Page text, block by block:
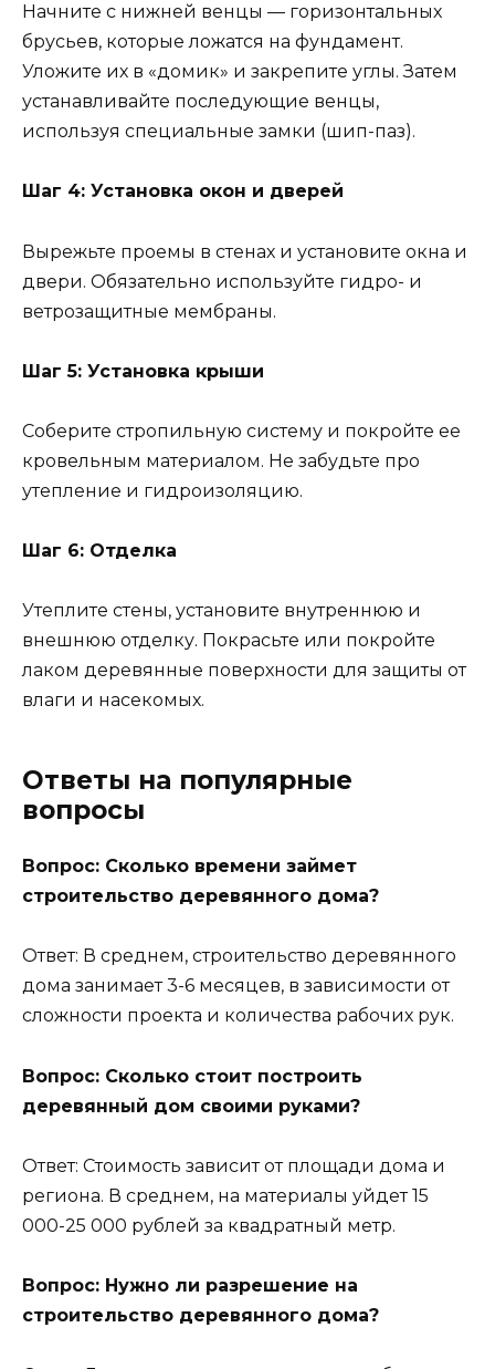
Начните с нижней венцы — горизонтальных
брусьев, которые ложатся на фундамент.
Уложите их в «домик» и закрепите углы. Затем
устанавливайте последующие венцы,
используя специальные замки (шип-паз).
Шаг 4: Установка окон и дверей
Вырежьте проемы в стенах и установите окна и
двери. Обязательно используйте гидро- и
ветрозащитные мембраны.
Шаг 5: Установка крыши
Соберите стропильную систему и покройте ее
кровельным материалом. Не забудьте про
утепление и гидроизоляцию.
Шаг 6: Отделка
Утеплите стены, установите внутреннюю и
внешнюю отделку. Покрасьте или покройте
лаком деревянные поверхности для защиты от
влаги и насекомых.
Ответы на популярные
вопросы
Вопрос: Сколько времени займет
строительство деревянного дома?
Ответ: В среднем, строительство деревянного
дома занимает 3-6 месяцев, в зависимости от
сложности проекта и количества рабочих рук.
Вопрос: Сколько стоит построить
деревянный дом своими руками?
Ответ: Стоимость зависит от площади дома и
региона. В среднем, на материалы уйдет 15
000-25 000 рублей за квадратный метр.
Вопрос: Нужно ли разрешение на
строительство деревянного дома?